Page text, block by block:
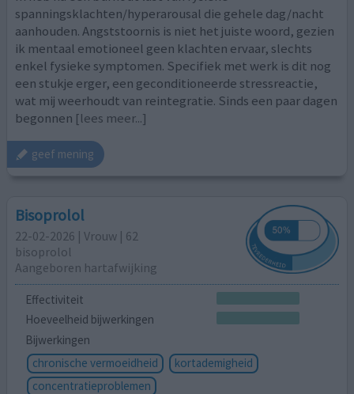
spanningsklachten/hyperarousal die gehele dag/nacht
aanhouden. Angststoornis is niet het juiste woord, gezien
ik mentaal emotioneel geen klachten ervaar, slechts
enkel fysieke symptomen. Specifiek met werk is dit nog
een stukje erger, een geconditioneerde stressreactie,
wat mij weerhoudt van reintegratie. Sinds een paar dagen
begonnen [lees meer...]
geef mening
Bisoprolol
22-02-2026 | Vrouw | 62
bisoprolol
Aangeboren hartafwijking
Effectiviteit
Hoeveelheid bijwerkingen
Bijwerkingen
chronische vermoeidheid
kortademigheid
concentratieproblemen